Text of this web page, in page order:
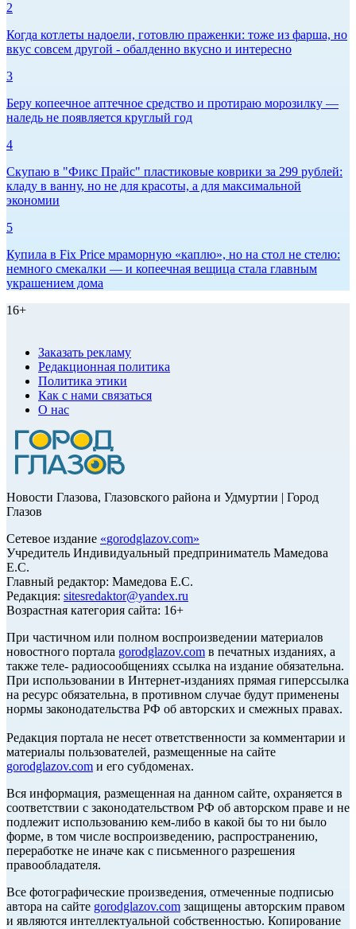
2
Когда котлеты надоели, готовлю праженки: тоже из фарша, но
вкус совсем другой - обалденно вкусно и интересно
3
Беру копеечное аптечное средство и протираю морозилку —
наледь не появляется круглый год
4
Скупаю в "Фикс Прайс" пластиковые коврики за 299 рублей:
кладу в ванну, но не для красоты, а для максимальной
экономии
5
Купила в Fix Price мраморную «каплю», но на стол не стелю:
немного смекалки — и копеечная вещица стала главным
украшением дома
16+
Заказать рекламу
Редакционная политика
Политика этики
Как с нами связаться
О нас
Новости Глазова, Глазовского района и Удмуртии | Город
Глазов
Сетевое издание «gorodglazov.com»
Учредитель Индивидуальный предприниматель Мамедова
Е.С.
Главный редактор: Мамедова Е.С.
Редакция: sitesredaktor@yandex.ru
Возрастная категория сайта: 16+
При частичном или полном воспроизведении материалов
новостного портала gorodglazov.com в печатных изданиях, а
также теле- радиосообщениях ссылка на издание обязательна.
При использовании в Интернет-изданиях прямая гиперссылка
на ресурс обязательна, в противном случае будут применены
нормы законодательства РФ об авторских и смежных правах.
Редакция портала не несет ответственности за комментарии и
материалы пользователей, размещенные на сайте
gorodglazov.com и его субдоменах.
Вся информация, размещенная на данном сайте, охраняется в
соответствии с законодательством РФ об авторском праве и не
подлежит использованию кем-либо в какой бы то ни было
форме, в том числе воспроизведению, распространению,
переработке не иначе как с письменного разрешения
правообладателя.
Все фотографические произведения, отмеченные подписью
автора на сайте gorodglazov.com защищены авторским правом
и являются интеллектуальной собственностью. Копирование